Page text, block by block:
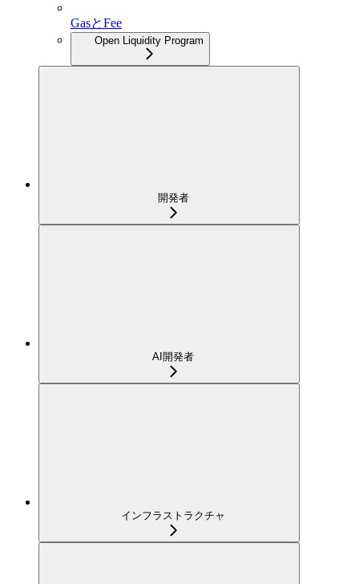
GasとFee
Open Liquidity Program
開発者
AI開発者
インフラストラクチャ